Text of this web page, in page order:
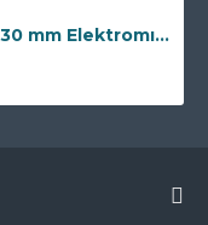
Ø63x30 mm Elektromıknatıs - 100 kg Çekim Gücü